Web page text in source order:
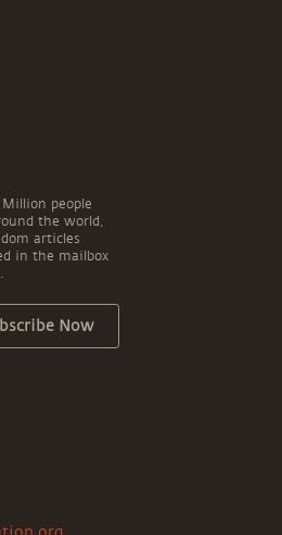
Million people
the world,
articles
in the mailbox
Now